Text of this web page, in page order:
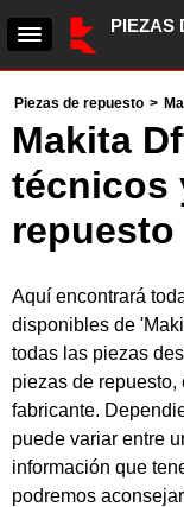
PIEZAS
Piezas de repuesto >
Makita
técnicos
repuesto
Aquí encontrará
disponibles de
todas las piezas
piezas de repuesto,
fabricante.
puede variar entre
información que
podremos